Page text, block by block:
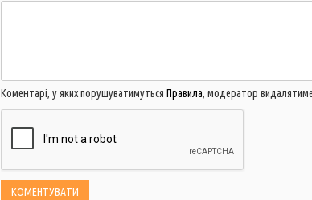
Коментарі, у яких порушуватимуться Правила, модератор